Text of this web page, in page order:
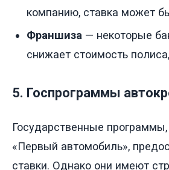
компанию, ставка может
Франшиза — некоторые
снижает стоимость
5. Госпрограммы
Государственные
«Первый автомобиль»,
ставки. Однако они имеют